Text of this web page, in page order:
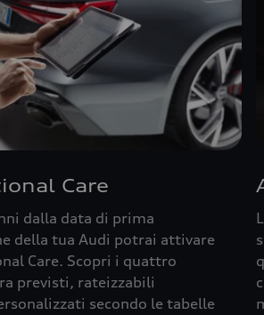
Care
dalla data di prima
della tua Audi potrai attivare
Care. Scopri i quattro
previsti, rateizzabili
secondo le tabelle